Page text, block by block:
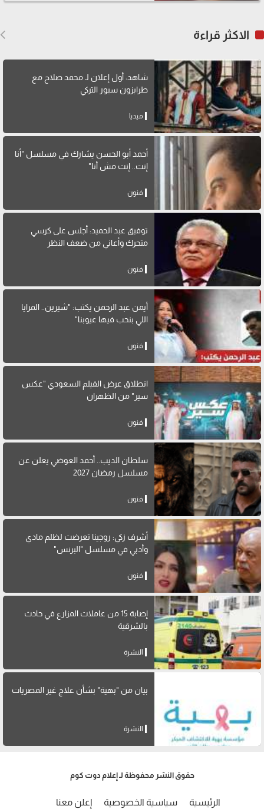
الاكثر قراءة
شاهد: أول إعلان لـ محمد صلاح مع
طرابزون سبور التركي
ميديا
أحمد أبو الحسن يشارك في مسلسل "أنا
إنت.. إنت مش أنا"
فنون
توفيق عبد الحميد: أجلس على كرسي
متحرك وأعاني من ضعف النظر
فنون
أيمن عبد الرحمن يكتب: "شيرين.. المرايا
اللي بنحب فيها عيوبنا"
فنون
انطلاق عرض الفيلم السعودي "عكس
سير" من الظهران
فنون
سلطان الديب.. أحمد العوضي يعلن عن
مسلسل رمضان 2027
فنون
أشرف زكي: روجينا تعرضت لظلم مادي
وأدبي في مسلسل "البرنس"
فنون
إصابة 15 من عاملات المزارع في حادث
بالشرقية
النشرة
بيان من "بهية" بشأن علاج غير المصريات
النشرة
حقوق النشر محفوظة لـ إعلام دوت كوم
الرئيسية سياسية الخصوصية إعلن معنا